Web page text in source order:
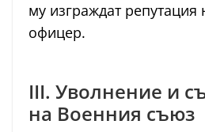
му изграждат репутация
офицер.
III. Уволнение и
на Военния съюз